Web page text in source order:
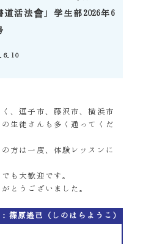
道活法會」学生部2026年6
、逗子市、藤沢市、横浜市
生徒さんも多く通ってくだ
方は一度、体験レッスンに
も大歓迎です。
とうございました。
篠原遙己（しのはらようこ）